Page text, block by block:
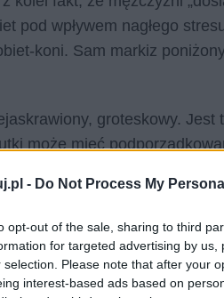
- Do Not Process My
opt-out of the sale, sharing to third
for targeted advertising by
selection. Please note that after your
interest-based ads based on
pod wpływem nagłego
koni. Sam markiz
groteskowy. Jest
może mieć
tenisowego jest mikro
na arenie np.
że formy-role, jak choćby
kiedy rzeczywistość